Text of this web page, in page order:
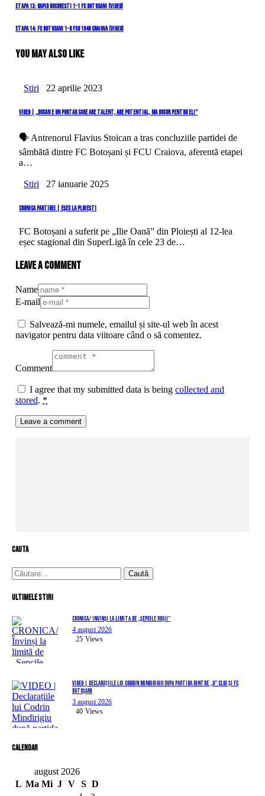
Navigare
în
articole
Previous
Etapa 13: Rapid Bucuresti 1-1 FC Botosani (video)
Next
Etapa 14: FC Botosani 1-0 FCU 1948 Craiova (video)
You May Also Like
Stiri 22 aprilie 2023
Video | „Ducan e un portar care are talent, are potential, ma bucur pentru el!”
🗣️ Antrenorul Flavius Stoican a tras concluziile partidei de
sâmbătă dintre FC Botoșani și FCU Craiova, aferentă etapei
a…
Stiri 27 ianuarie 2025
Cronica partidei | Eșec la Ploiești
FC Botoșani a suferit pe „Ilie Oană” din Ploiești al 12-lea
eșec stagional din SuperLigă în cele 23 de…
Leave a comment
Name
E-mail
Salvează-mi numele, emailul și site-ul web în acest
navigator pentru data viitoare când o să comentez.
Comment
I agree that my submitted data is being collected and
stored. *
cauta
Caută
după:
Ultimele stiri
CRONICA/ Învinși la limită de „Șepcile Roșii”
4 august 2026
25 Views
VIDEO | Declarațiile lui Codrin Mindirigiu după partida dintre „U” Cluj și FC
Botoșani
3 august 2026
40 Views
Calendar
august 2026
L Ma Mi J V S D